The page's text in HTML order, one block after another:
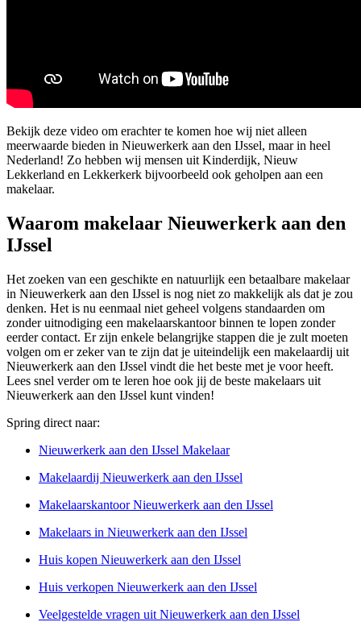
Bekijk deze video om erachter te komen hoe wij niet alleen
meerwaarde bieden in Nieuwerkerk aan den IJssel, maar in heel
Nederland! Zo hebben wij mensen uit Kinderdijk, Nieuw
Lekkerland en Lekkerkerk bijvoorbeeld ook geholpen aan een
makelaar.
Waarom makelaar Nieuwerkerk aan den
IJssel
Het zoeken van een geschikte en natuurlijk een betaalbare makelaar
in Nieuwerkerk aan den IJssel is nog niet zo makkelijk als dat je zou
denken. Het is nu eenmaal niet geheel volgens standaarden om
zonder uitnodiging een makelaarskantoor binnen te lopen zonder
eerder contact. Er zijn enkele belangrijke stappen die je zult moeten
volgen om er zeker van te zijn dat je uiteindelijk een makelaardij uit
Nieuwerkerk aan den IJssel vindt die het beste met je voor heeft.
Lees snel verder om te leren hoe ook jij de beste makelaars uit
Nieuwerkerk aan den IJssel kunt vinden!
Spring direct naar:
Nieuwerkerk aan den IJssel Makelaar
Makelaardij Nieuwerkerk aan den IJssel
Makelaarskantoor Nieuwerkerk aan den IJssel
Makelaars in Nieuwerkerk aan den IJssel
Huis kopen Nieuwerkerk aan den IJssel
Huis verkopen Nieuwerkerk aan den IJssel
Veelgestelde vragen uit Nieuwerkerk aan den IJssel